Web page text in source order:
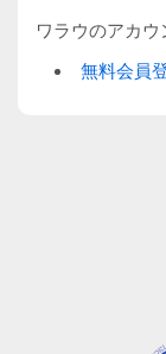
ワラウのアカ
無料会員